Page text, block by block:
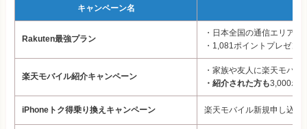
キャンペーン名
Rakuten最強プラン
・日本全国の通信エリアで
・1,081ポイントプレゼント
楽天モバイル紹介キャンペーン
・家族や友人に楽天モバ
・紹介された方も3,000ポ
iPhoneトク得乗り換えキャンペーン 楽天モバイル新規申し込み